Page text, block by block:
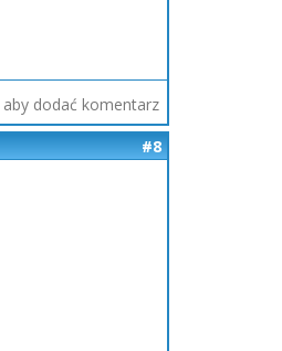
aby dodać komentarz
#8